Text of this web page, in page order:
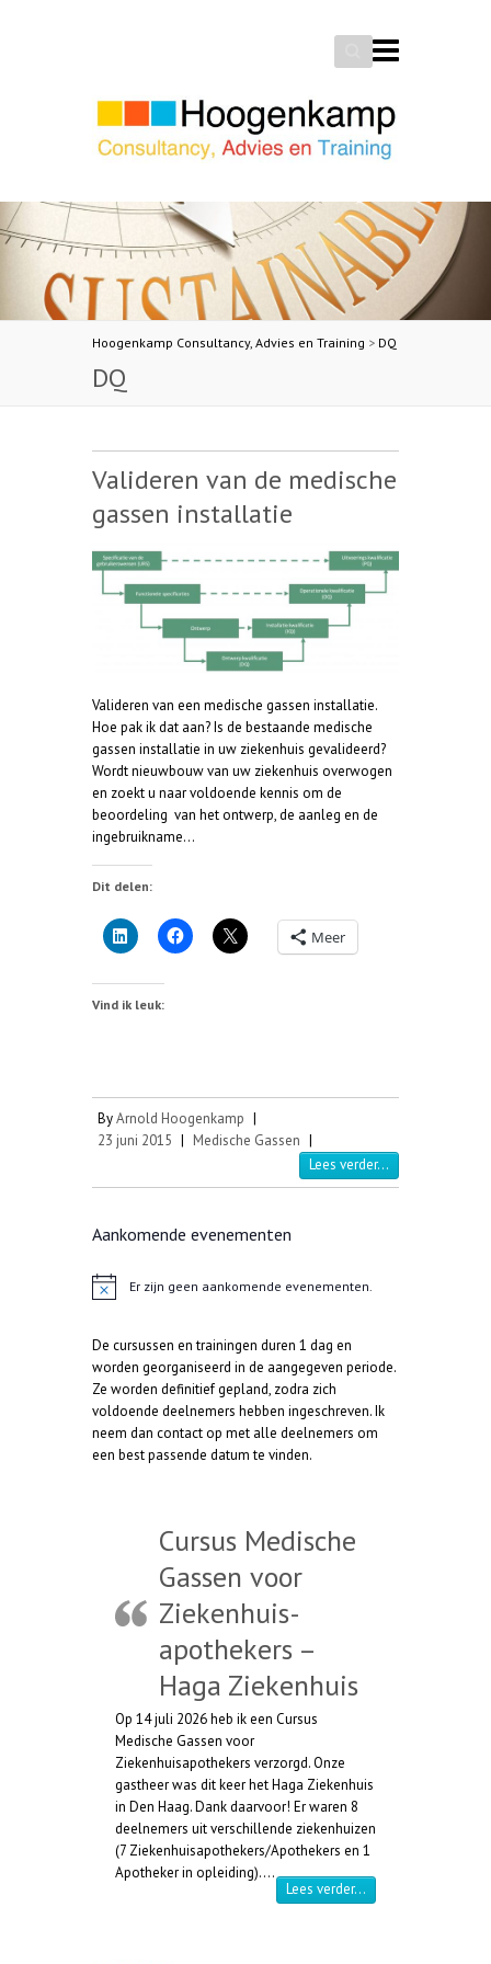
Search
Hoogenkamp Consultancy, Advies en Training > DQ
DQ
Valideren van de medische
gassen installatie
Valideren van een medische gassen installatie.
Hoe pak ik dat aan? Is de bestaande medische
gassen installatie in uw ziekenhuis gevalideerd?
Wordt nieuwbouw van uw ziekenhuis overwogen
en zoekt u naar voldoende kennis om de
beoordeling van het ontwerp, de aanleg en de
ingebruikname…
Dit delen:
Meer
Vind ik leuk:
ByArnold Hoogenkamp |
23 juni 2015 | Medische Gassen |
Lees verder...
Aankomende evenementen
c
h
t
Er zijn geen aankomende evenementen.
De cursussen en trainingen duren 1 dag en
worden georganiseerd in de aangegeven periode.
Ze worden definitief gepland, zodra zich
voldoende deelnemers hebben ingeschreven. Ik
neem dan contact op met alle deelnemers om
een best passende datum te vinden.
Cursus Medische
Gassen voor
Ziekenhuis-
apothekers –
Haga Ziekenhuis
Op 14 juli 2026 heb ik een Cursus
Medische Gassen voor
Ziekenhuisapothekers verzorgd. Onze
gastheer was dit keer het Haga Ziekenhuis
in Den Haag. Dank daarvoor! Er waren 8
deelnemers uit verschillende ziekenhuizen
(7 Ziekenhuisapothekers/Apothekers en 1
Apotheker in opleiding).…
Lees verder…